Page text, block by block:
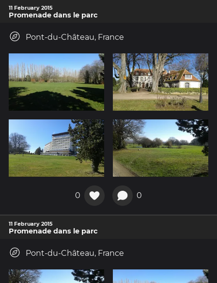
11 February 2015
Promenade dans le parc
Pont-du-Château, France
0 0
11 February 2015
Promenade dans le parc
Pont-du-Château, France